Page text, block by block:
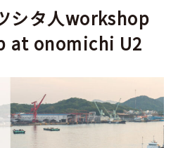
シタ人workshop
at onomichi U2